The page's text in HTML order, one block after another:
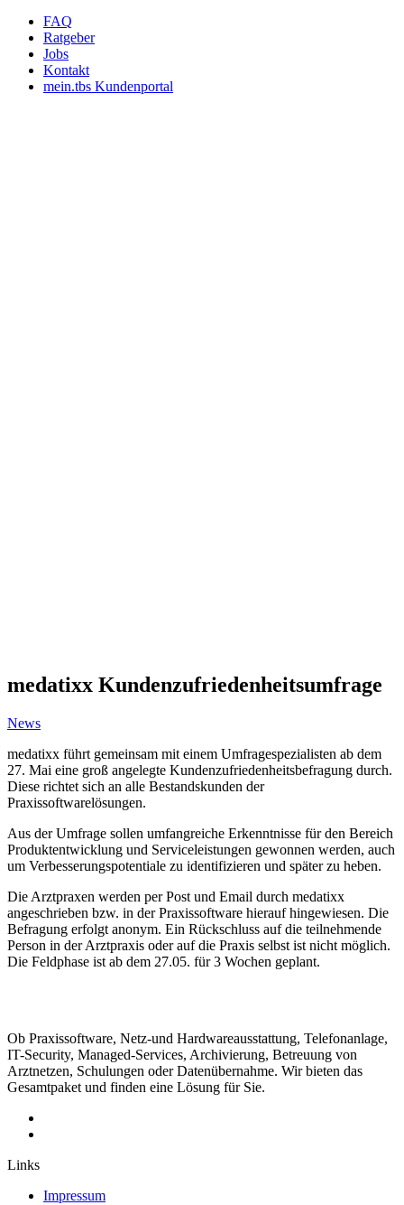
FAQ
Ratgeber
Jobs
Kontakt
mein.tbs Kundenportal
medatixx Kundenzufriedenheitsumfrage
News
medatixx führt gemeinsam mit einem Umfragespezialisten ab dem
27. Mai eine groß angelegte Kundenzufriedenheitsbefragung durch.
Diese richtet sich an alle Bestandskunden der
Praxissoftwarelösungen.
Aus der Umfrage sollen umfangreiche Erkenntnisse für den Bereich
Produktentwicklung und Serviceleistungen gewonnen werden, auch
um Verbesserungspotentiale zu identifizieren und später zu heben.
Die Arztpraxen werden per Post und Email durch medatixx
angeschrieben bzw. in der Praxissoftware hierauf hingewiesen. Die
Befragung erfolgt anonym. Ein Rückschluss auf die teilnehmende
Person in der Arztpraxis oder auf die Praxis selbst ist nicht möglich.
Die Feldphase ist ab dem 27.05. für 3 Wochen geplant.
Ob Praxissoftware, Netz-und Hardwareausstattung, Telefonanlage,
IT-Security, Managed-Services, Archivierung, Betreuung von
Arztnetzen, Schulungen oder Datenübernahme. Wir bieten das
Gesamtpaket und finden eine Lösung für Sie.
Links
Impressum